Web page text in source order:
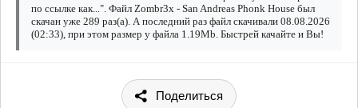
по ссылке как...". Файл Zombr3x - San Andreas Phonk House был
скачан уже 289 раз(а). А последний раз файл скачивали 08.08.2026
(02:33), при этом размер у файла 1.19Mb. Быстрей качайте и Вы!
Поделиться